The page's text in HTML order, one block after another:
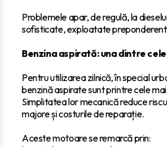
Problemele apar, de regulă, la
sofisticate, exploatate
Benzina aspirată: una dintre
Pentru utilizarea zilnică, în special
benzină aspirate sunt printre cele
Simplitatea lor mecanică reduce
majore și costurile de reparație.
Aceste motoare se remarcă prin: